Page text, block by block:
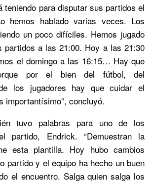
teniendo para disputar sus partidos el
hemos hablado varias veces. Los
un poco difíciles. Hemos jugado
partidos a las 21:00. Hoy a las 21:30
el domingo a las 16:15… Hay que
por el bien del fútbol, del
los jugadores hay que cuidar el
importantísimo”, concluyó.
tuvo palabras para uno de los
partido, Endrick. “Demuestran la
esta plantilla. Hoy hubo cambios
partido y el equipo ha hecho un buen
el encuentro. Salga quien salga los